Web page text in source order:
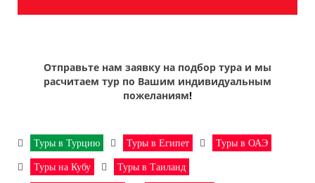
Отправьте нам заявку на подбор тура и мы
расчитаем тур по Вашим индивидуальным
пожеланиям!
Туры в Турцию Туры в Египет
Туры в ОАЭ
Туры на Кубу
Туры в Таиланд